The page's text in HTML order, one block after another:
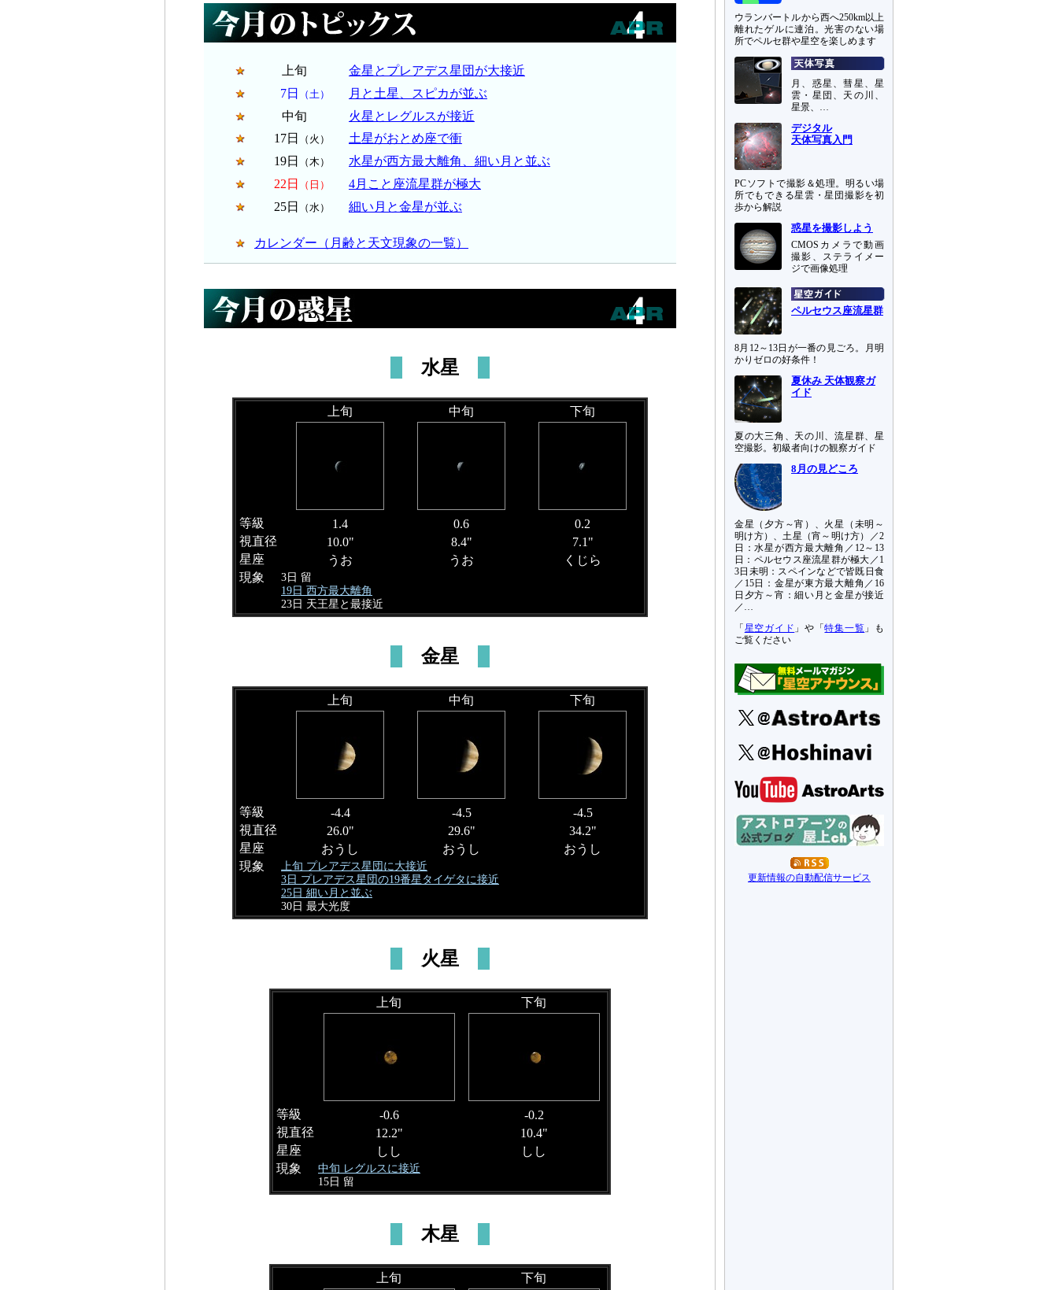
上旬
金星とプレアデス星団が大接近
7日
（土）
月と土星、スピカが並ぶ
中旬
火星とレグルスが接近
17日
（火）
土星がおとめ座で衝
19日
（木）
水星が西方最大離角、細い月と並ぶ
22日
（日）
4月こと座流星群が極大
25日
（水） 細い月と金星が並ぶ
カレンダー（月齢と天文現象の一覧）
水星
上旬 中旬 下旬
等級 1.4 0.6
0.2
視直径
10.0" 8.4"
7.1"
星座
うお うお
くじら
現象
3日 留
19日 西方最大離角
23日 天王星と最接近
金星
上旬 中旬 下旬
等級 -4.4 -4.5
-4.5
視直径
26.0" 29.6"
34.2"
星座
おうし おうし
おうし
現象
上旬 プレアデス星団に大接近
3日 プレアデス星団の19番星タイゲタに接近
25日 細い月と並ぶ
30日 最大光度
火星
上旬 下旬
等級 -0.6
-0.2
視直径
12.2"
10.4"
星座
しし
しし
現象
中旬 レグルスに接近
15日 留
木星
上旬 下旬
ウランバートルから西へ250km以上
離れたゲルに連泊。光害のない場
所でペルセ群や星空を楽しめます
月、惑星、彗星、星
雲・星団、天の川、
星景、…
デジタル
天体写真入門
PCソフトで撮影＆処理。明るい場
所でもできる星雲・星団撮影を初
歩から解説
惑星を撮影しよう
CMOSカメラで動画
撮影、ステライメー
ジで画像処理
ペルセウス座流星群
8月12～13日が一番の見ごろ。月明
かりゼロの好条件！
夏休み 天体観察ガ
イド
夏の大三角、天の川、流星群、星
空撮影。初級者向けの観察ガイド
8月の見どころ
金星（夕方～宵）、火星（未明～
明け方）、土星（宵～明け方）／2
日：水星が西方最大離角／12～13
日：ペルセウス座流星群が極大／1
3日未明：スペインなどで皆既日食
／15日：金星が東方最大離角／16
日夕方～宵：細い月と金星が接近
／…
「 星空ガイド 」や「特集一覧 」も
ご覧ください
更新情報の自動配信サービス